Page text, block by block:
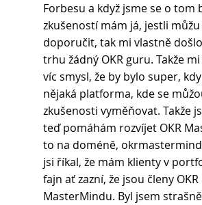
Forbesu a když jsme se o tom
zkušeností mám já, jestli
doporučit, tak mi vlastně
trhu žádný OKR guru. Takže
víc smysl, že by bylo super,
nějaká platforma, kde se
zkušenosti vyměňovat. Takže
teď pomáhám rozvíjet OKR
to na doméně,
jsi říkal, že mám klienty v
fajn ať zazní, že jsou členy OKR
MasterMindu. Byl jsem